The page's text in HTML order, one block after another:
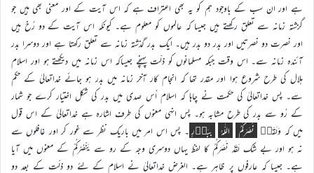
ہے اور ان سب کے باوجود ہم کو یہ بھی اعتراف ہے کہ اس آیت کے اور معنی بھی ہیں جو
گزشتہ زمانہ سے تعلق رکھتے ہیں جیسا کہ عالموں کو معلوم ہے۔ کیونکہ اس آیت کے دو رُخ ہیں
اور نصرت دو نصرتیں اور بدر دو بدر ہیں۔ ایک بدر گذشتہ زمانہ سے تعلق رکھتا ہے اور دوسرا بدر
آئندہ زمانہ سے۔ اس وقت جبکہ مسلمانوں کو ذلّت پہنچے جیساکہ اس زمانہ میں دیکھتے ہو اور اسلام
ہلال کی طرح شروع ہوا اور مقدر تھا کہ انجام کار آخر زمانہ میں بدر ہو جائے خداتعالیٰ کے حکم
سے۔ پس خداتعالیٰ کی حکمت نے چاہا کہ اسلام اُس صدی میں بدر کی شکل اختیار کرے جو شمار
کے رُو سے بدر کی طرح مشابہ ہو۔ پس انہی معنوں کی طرف اشارہ ہے خداتعالیٰ کے اس قول
میں کہ وَلَقَدۡ نَصَرَکُمُ اللّٰہُ بِبَدۡرٍ ۔ پس اس امر میں باریک نظر سے غور کر اور غافلوں سے
نہ ہو اور بے شک لَقَدْ نَصَرَکُمْ کا لفظ یہاں دوسری وجہ کے رو سے یَنْصُرُکُمْ کے معنوں میں آیا
ہے۔ جیسا کہ عارفوں پر ظاہر ہے۔ الغرض خداتعالیٰ نے اسلام کے لئے دو ذلّت کے بعد دو